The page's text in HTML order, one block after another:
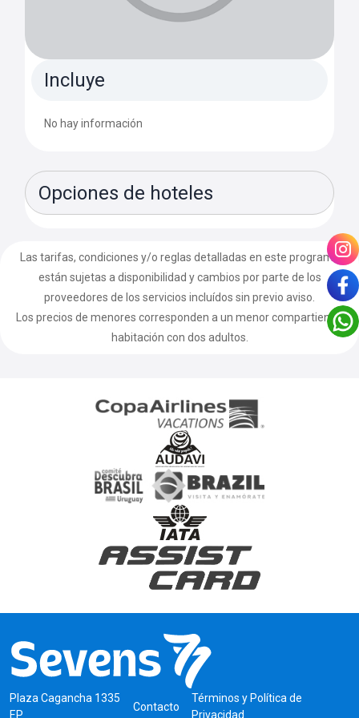
Incluye
No hay información
Opciones de hoteles
Las tarifas, condiciones y/o reglas detalladas en este programa
están sujetas a disponibilidad y cambios por parte de los
proveedores de los servicios incluídos sin previo aviso.
Los precios de menores corresponden a un menor compartiendo
habitación con dos adultos.
Plaza Cagancha 1335
EP
Contacto
Términos y Política de
Privacidad